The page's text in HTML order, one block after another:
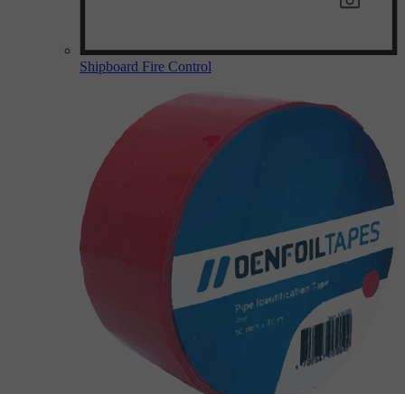
Shipboard Fire Control